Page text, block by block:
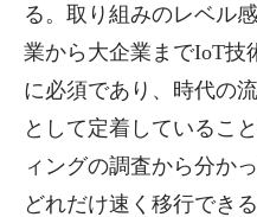
る。取り組みのレベル
業から大企業までIoT技
に必須であり、時代の
として定着しているこ
ィングの調査から分か
どれだけ速く移行でき